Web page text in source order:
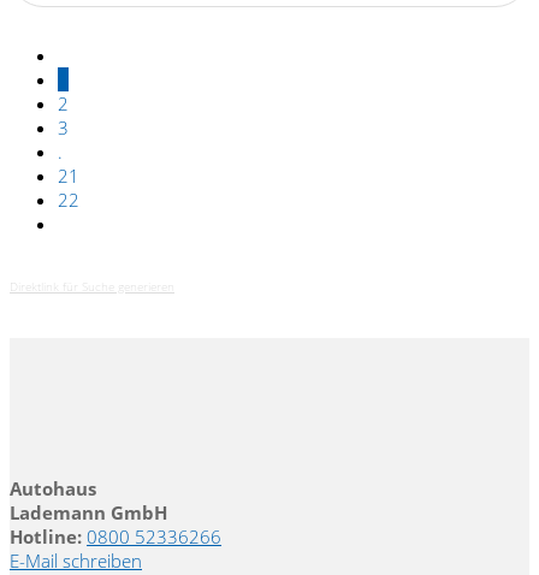
2
3
.
21
22
Direktlink für Suche generieren
Autohaus
Lademann GmbH
Hotline: 0800 52336266
E-Mail schreiben